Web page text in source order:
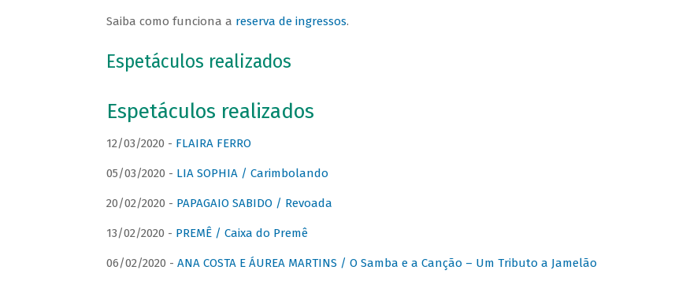
Saiba como funciona a reserva de ingressos.
Espetáculos realizados
Espetáculos realizados
12/03/2020 - FLAIRA FERRO
05/03/2020 - LIA SOPHIA / Carimbolando
20/02/2020 - PAPAGAIO SABIDO / Revoada
13/02/2020 - PREMÊ / Caixa do Premê
06/02/2020 - ANA COSTA E ÁUREA MARTINS / O Samba e a Canção – Um Tributo a Jamelão